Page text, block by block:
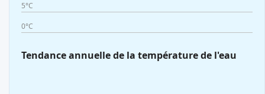
5°C
0°C
Tendance annuelle de la température de l'eau